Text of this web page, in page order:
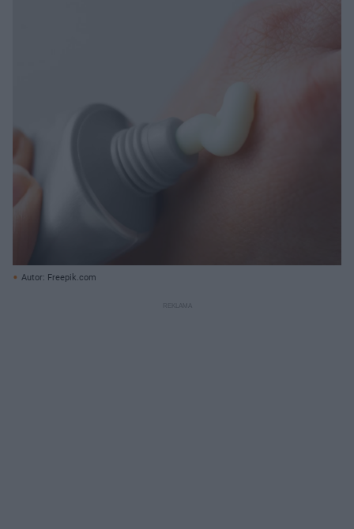
Autor: Freepik.com